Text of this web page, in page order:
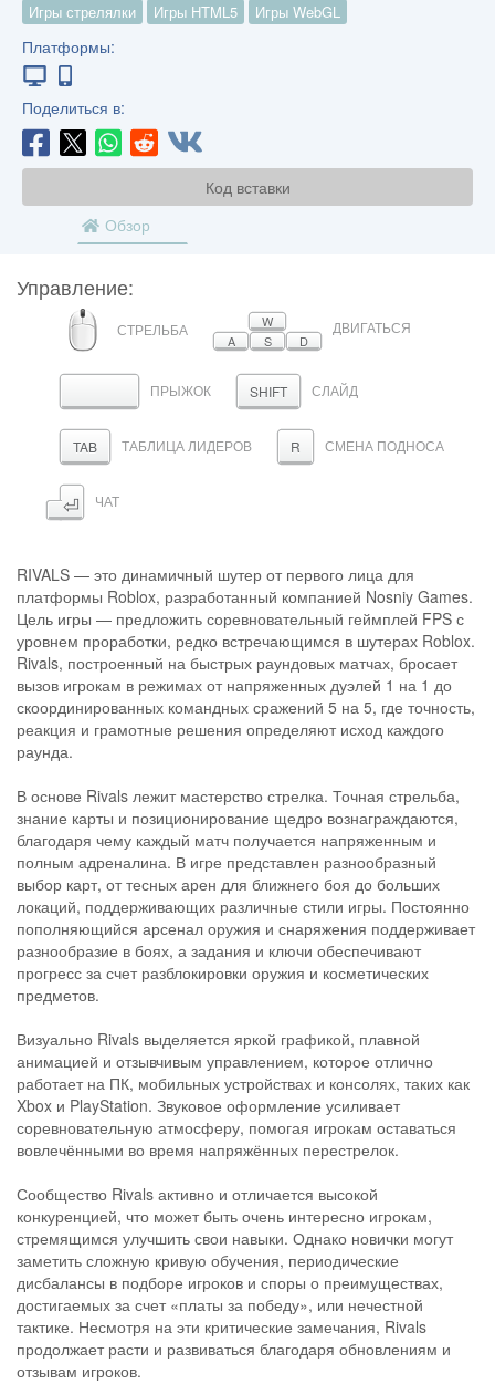
Игры стрелялки Игры HTML5 Игры WebGL
Платформы:
Поделиться в:
Код вставки
Обзор
Управление:
МЫШЬ
СТРЕЛЬБА
W
A
S D
ДВИГАТЬСЯ
ПРОБЕЛПРЫЖОК SHIFT СЛАЙД
TAB ТАБЛИЦА ЛИДЕРОВ R СМЕНА ПОДНОСА
⏎ ЧАТ
RIVALS — это динамичный шутер от первого лица для
платформы Roblox, разработанный компанией Nosniy Games.
Цель игры — предложить соревновательный геймплей FPS с
уровнем проработки, редко встречающимся в шутерах Roblox.
Rivals, построенный на быстрых раундовых матчах, бросает
вызов игрокам в режимах от напряженных дуэлей 1 на 1 до
скоординированных командных сражений 5 на 5, где точность,
реакция и грамотные решения определяют исход каждого
раунда.
В основе Rivals лежит мастерство стрелка. Точная стрельба,
знание карты и позиционирование щедро вознаграждаются,
благодаря чему каждый матч получается напряженным и
полным адреналина. В игре представлен разнообразный
выбор карт, от тесных арен для ближнего боя до больших
локаций, поддерживающих различные стили игры. Постоянно
пополняющийся арсенал оружия и снаряжения поддерживает
разнообразие в боях, а задания и ключи обеспечивают
прогресс за счет разблокировки оружия и косметических
предметов.
Визуально Rivals выделяется яркой графикой, плавной
анимацией и отзывчивым управлением, которое отлично
работает на ПК, мобильных устройствах и консолях, таких как
Xbox и PlayStation. Звуковое оформление усиливает
соревновательную атмосферу, помогая игрокам оставаться
вовлечёнными во время напряжённых перестрелок.
Сообщество Rivals активно и отличается высокой
конкуренцией, что может быть очень интересно игрокам,
стремящимся улучшить свои навыки. Однако новички могут
заметить сложную кривую обучения, периодические
дисбалансы в подборе игроков и споры о преимуществах,
достигаемых за счет «платы за победу», или нечестной
тактике. Несмотря на эти критические замечания, Rivals
продолжает расти и развиваться благодаря обновлениям и
отзывам игроков.